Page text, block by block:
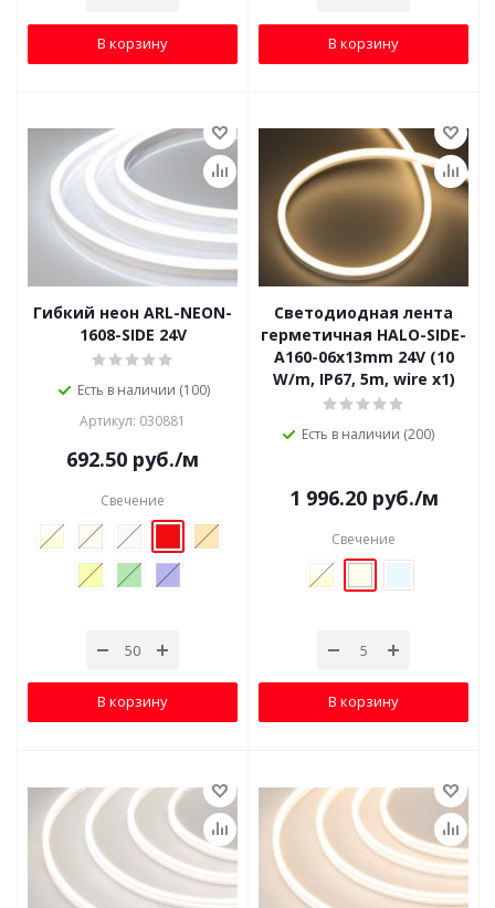
В корзину В корзину
Гибкий неон ARL-NEON-
1608-SIDE 24V
Есть в наличии (100)
Артикул: 030881
692.50 руб./м
Свечение
В корзину
Светодиодная лента
герметичная HALO-SIDE-
A160-06x13mm 24V (10
W/m, IP67, 5m, wire x1)
Есть в наличии (200)
1 996.20руб./м
Свечение
В корзину